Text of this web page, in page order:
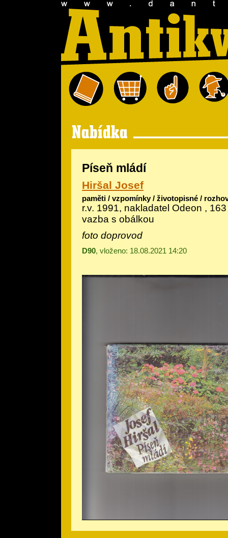
Píseň mládí
Hiršal Josef
paměti / vzpomínky / životopisné /
r.v. 1991, nakladatel Odeon ,
vazba s obálkou
foto doprovod
D90, vloženo: 18.08.2021 14:20